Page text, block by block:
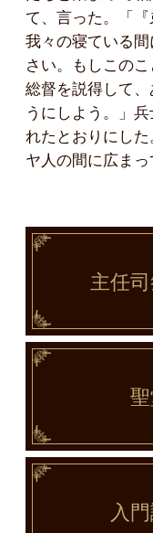
て、言った。「『
我々の寝ている
さい。もしこの
総督を説得して
うにしよう。」
れたとおりにし
ヤ人の間に広まっ
主任
入